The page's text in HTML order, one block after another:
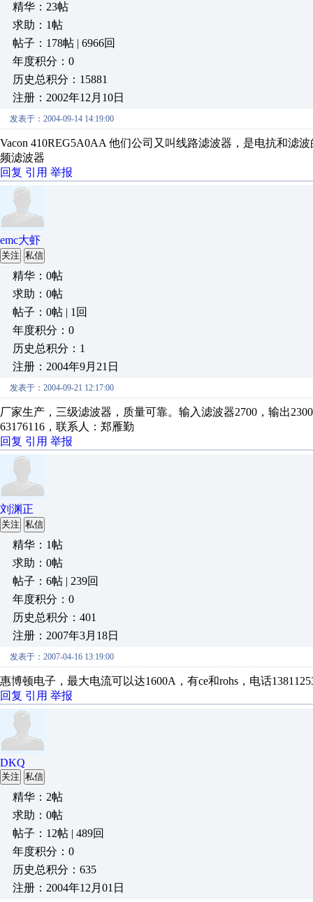
精华：23帖
求助：1帖
帖子：178帖 | 6966回
年度积分：0
历史总积分：15881
注册：2002年12月10日
发表于：2004-09-14 14:19:00
Vacon 410REG5A0AA 他们公司又叫线路滤波器，是电抗和滤
频滤波器
回复 引用 举报
emc大虾
关注 私信
精华：0帖
求助：0帖
帖子：0帖 | 1回
年度积分：0
历史总积分：1
注册：2004年9月21日
发表于：2004-09-21 12:17:00
厂家生产，三级滤波器，质量可靠。输入滤波器2700，输出
63176116，联系人：郑雁勤
回复 引用 举报
刘渊正
关注 私信
精华：1帖
求助：0帖
帖子：6帖 | 239回
年度积分：0
历史总积分：401
注册：2007年3月18日
发表于：2007-04-16 13:19:00
惠博顿电子，最大电流可以达1600A，有ce和rohs，电话
回复 引用 举报
DKQ
关注 私信
精华：2帖
求助：0帖
帖子：12帖 | 489回
年度积分：0
历史总积分：635
注册：2004年12月01日